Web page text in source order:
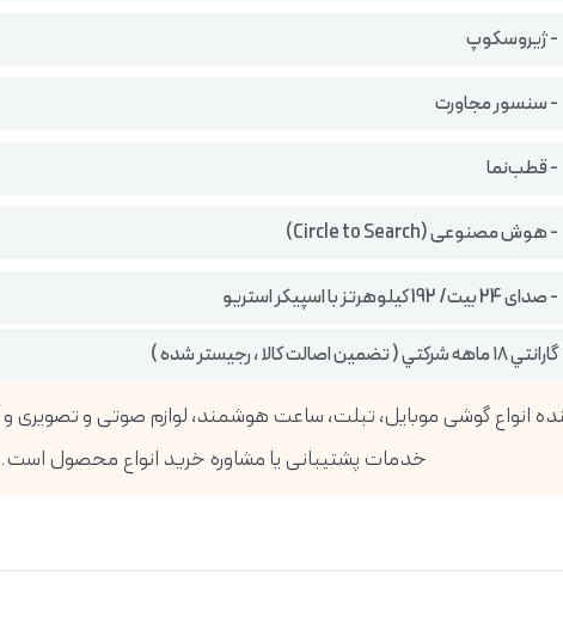
- ژیروسکوپ
- سنسور مجاورت
- قطب‌نما
- هوش مصنوعی (Circle to Search)
- صدای 24 بیت/ 192 کیلوهرتز با اسپیکر استریو
گارانتي ١٨ ماهه شركتي ( تضمين اصالت كالا ، رجيستر شده )
خدمات پشتیبانی یا مشاوره خرید انواع محصول است.